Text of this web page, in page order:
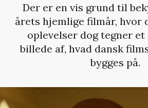
Der er en vis grund til
årets hjemlige filmår, hvor
oplevelser dog tegner
billede af, hvad dansk
bygges på.